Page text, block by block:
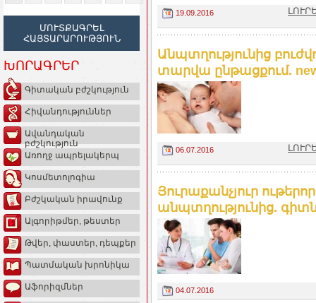
ՄՈՒՏՔԱԳՐԵԼ
ՀԱՅՏԱՐԱՐՈՒԹՅՈՒՆ
ԽՈՐԱԳՐԵՐ
Գիտական բժշկություն
Հիվանդություններ
Ավանդական
բժշկություն
Առողջ ապրելակերպ
Կոսմետոլոգիա
Բժշկական իրավունք
Ալգորիթմեր, թեստեր
Թվեր, փաստեր, դեպքեր
Պատմական խրոնիկա
Աֆորիզմներ
19.09.2016
Անպտղությունից
տարվա ընթացքում.
06.07.2016
Յուրաքանչյուր
անպտղությունից.
04.07.2016